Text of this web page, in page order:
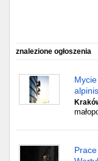
znalezione ogłoszenia